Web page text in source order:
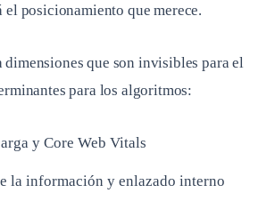
posicionamiento que merece.
dimensiones que son invisibles para el
para los algoritmos:
y Core Web Vitals
la información y enlazado interno